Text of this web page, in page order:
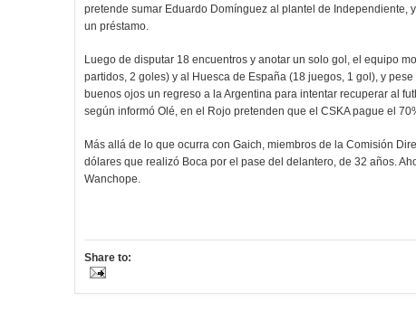
pretende sumar Eduardo Domínguez al plantel de Independiente,
un préstamo.
Luego de disputar 18 encuentros y anotar un solo gol, el equipo
partidos, 2 goles) y al Huesca de España (18 juegos, 1 gol), y
buenos ojos un regreso a la Argentina para intentar recuperar al
según informó Olé, en el Rojo pretenden que el CSKA pague el
Más allá de lo que ocurra con Gaich, miembros de la Comisión
dólares que realizó Boca por el pase del delantero, de 32 años.
Wanchope.
Share to: